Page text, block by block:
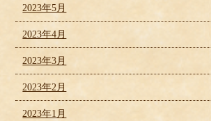
2023年5月
2023年4月
2023年3月
2023年2月
2023年1月